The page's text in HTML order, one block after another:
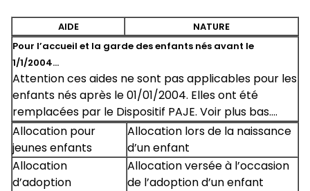
AIDE
NATURE
Pour l’accueil et la garde des enfants nés avant le
1/1/2004…
Attention ces aides ne sont pas applicables pour les
enfants nés après le 01/01/2004. Elles ont été
remplacées par le Dispositif PAJE. Voir plus bas….
Allocation pour
jeunes enfants
Allocation lors de la naissance
d’un enfant
Allocation
d’adoption
Allocation versée à l’occasion
de l’adoption d’un enfant